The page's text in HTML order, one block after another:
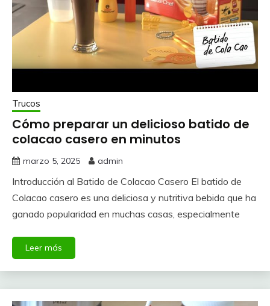
Trucos
Cómo preparar un delicioso batido de
colacao casero en minutos
marzo 5, 2025 admin
Introducción al Batido de Colacao Casero El batido de
Colacao casero es una deliciosa y nutritiva bebida que ha
ganado popularidad en muchas casas, especialmente
Leer más